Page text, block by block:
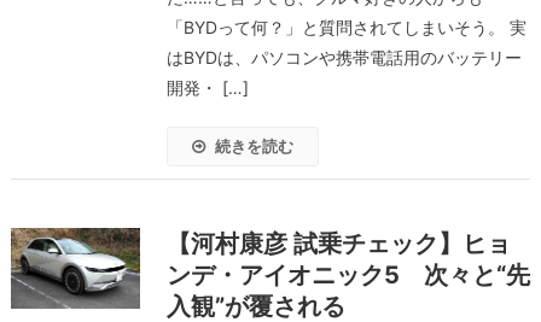
「BYDって何？」と質問されてしまいそう。 実
はBYDは、パソコンや携帯電話用のバッテリー
開発・ […]
続きを読む
【河村康彦 試乗チェック】ヒョ
ンデ・アイオニック5 次々と“先
入観”が覆される